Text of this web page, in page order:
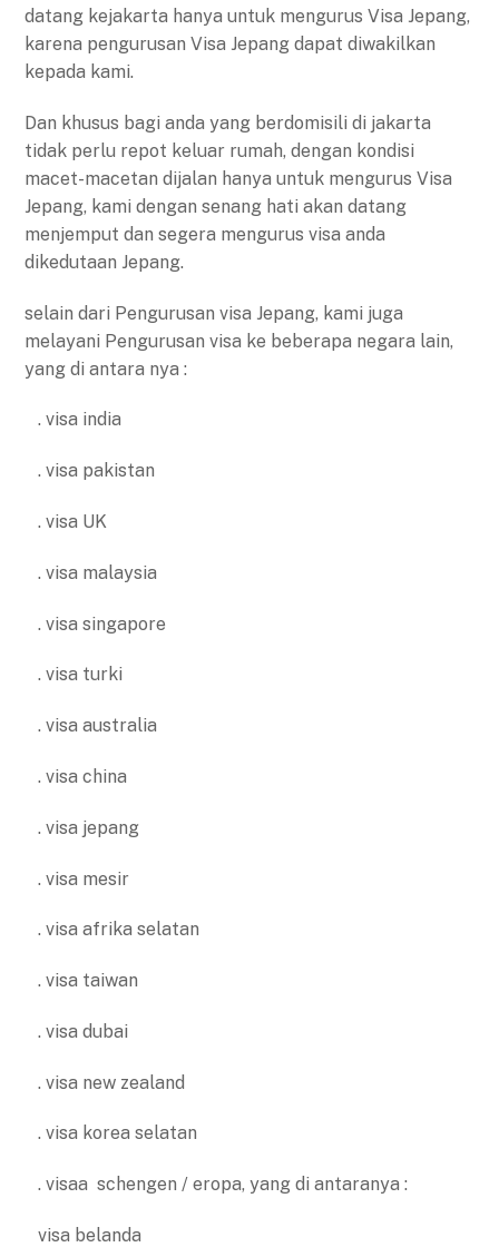
datang kejakarta hanya untuk mengurus Visa Jepang,
karena pengurusan Visa Jepang dapat diwakilkan
kepada kami.
Dan khusus bagi anda yang berdomisili di jakarta
tidak perlu repot keluar rumah, dengan kondisi
macet-macetan dijalan hanya untuk mengurus Visa
Jepang, kami dengan senang hati akan datang
menjemput dan segera mengurus visa anda
dikedutaan Jepang.
selain dari Pengurusan visa Jepang, kami juga
melayani Pengurusan visa ke beberapa negara lain,
yang di antara nya :
. visa india
. visa pakistan
. visa UK
. visa malaysia
. visa singapore
. visa turki
. visa australia
. visa china
. visa jepang
. visa mesir
. visa afrika selatan
. visa taiwan
. visa dubai
. visa new zealand
. visa korea selatan
. visaa schengen / eropa, yang di antaranya :
visa belanda